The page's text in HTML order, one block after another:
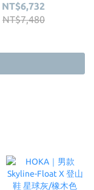
NT$6,732
NT$7,480